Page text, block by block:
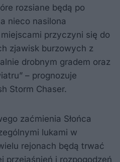
rozsiane będą po
nieco nasilona
przyczyni się do
zjawisk burzowych z
drobnym gradem oraz
– prognozuje
Storm Chaser.
zaćmienia Słońca
lukami w
rejonach będą trwać
przejaśnień i rozpogodzeń